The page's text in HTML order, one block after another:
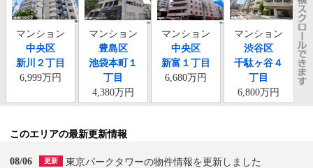
マンション
中央区
新川２丁目
6,999万円
マンション
豊島区
池袋本町１
丁目
4,380万円
マンション
中央区
新富１丁目
6,680万円
マンション
渋谷区
千駄ヶ谷４
丁目
6,800万円
このエリアの最新更新情報
08/06 更新 東京パークタワーの物件情報を更新しました